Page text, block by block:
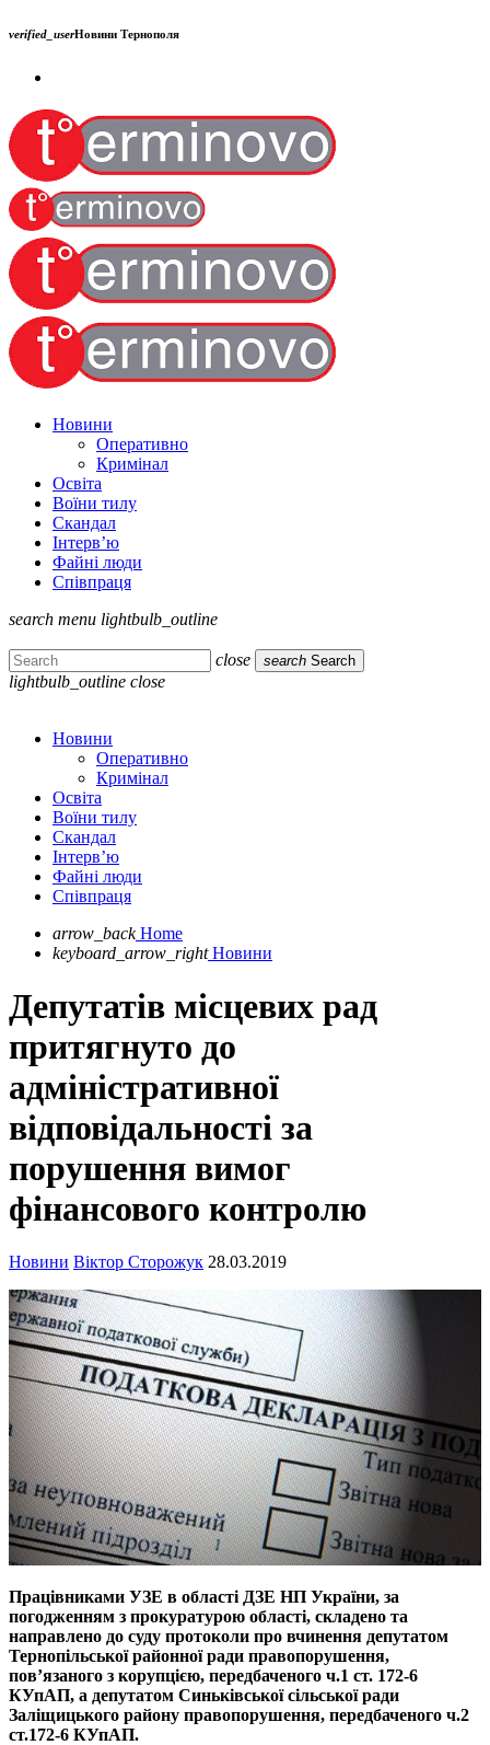
verified_userНовини Тернополя
Новини
Оперативно
Кримінал
Освіта
Воїни тилу
Скандал
Інтерв’ю
Файні люди
Співпраця
search menu lightbulb_outline
close search Search
lightbulb_outline close
Новини
Оперативно
Кримінал
Освіта
Воїни тилу
Скандал
Інтерв’ю
Файні люди
Співпраця
arrow_back Home
keyboard_arrow_right Новини
Депутатів місцевих рад
притягнуто до
адміністративної
відповідальності за
порушення вимог
фінансового контролю
Новини Віктор Сторожук 28.03.2019
Працівниками УЗЕ в області ДЗЕ НП України, за
погодженням з прокуратурою області, складено та
направлено до суду протоколи про вчинення депутатом
Тернопільської районної ради правопорушення,
пов’язаного з корупцією, передбаченого ч.1 ст. 172-6
КУпАП, а депутатом Синьківської сільської ради
Заліщицького району правопорушення, передбаченого ч.2
ст.172-6 КУпАП.